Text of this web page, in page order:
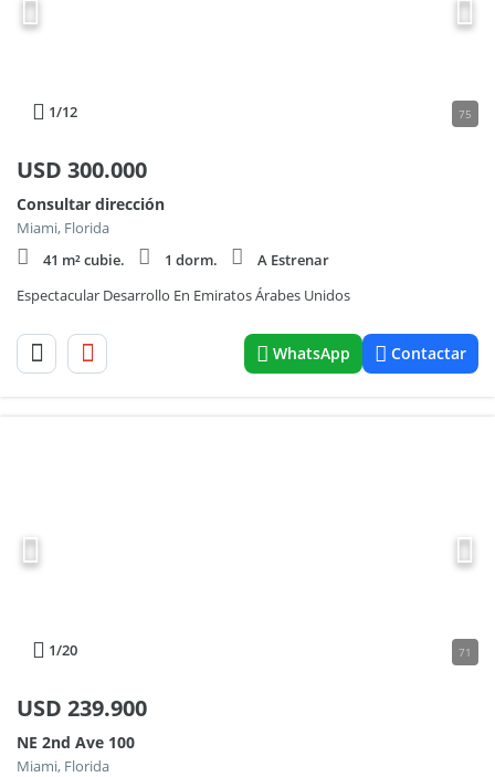
1/12 75
USD 300.000
Consultar dirección
Miami, Florida
41 m² cubie.
1 dorm.
A Estrenar
Espectacular Desarrollo En Emiratos Árabes Unidos
WhatsApp Contactar
1/20 71
USD 239.900
NE 2nd Ave 100
Miami, Florida